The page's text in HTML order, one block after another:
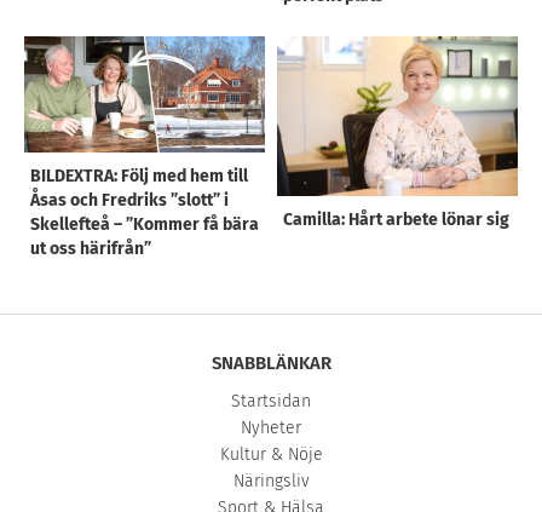
BILDEXTRA: Följ med hem till
Åsas och Fredriks ”slott” i
Skellefteå – ”Kommer få bära
ut oss härifrån”
Camilla: Hårt arbete lönar sig
SNABBLÄNKAR
Startsidan
Nyheter
Kultur & Nöje
Näringsliv